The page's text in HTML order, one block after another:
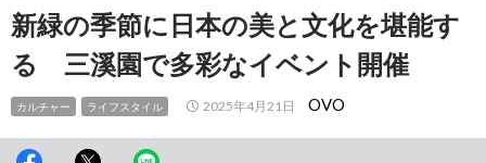
移
動新緑の季節に日本の美と文化を堪能す
る 三溪園で多彩なイベント開催
カルチャー ライフスタイル 2025年4月21日 OVO